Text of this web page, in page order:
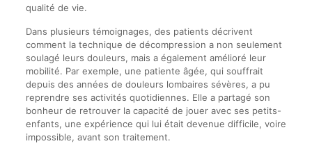
qualité de vie.
Dans plusieurs témoignages, des patients décrivent
comment la technique de décompression a non seulement
soulagé leurs douleurs, mais a également amélioré leur
mobilité. Par exemple, une patiente âgée, qui souffrait
depuis des années de douleurs lombaires sévères, a pu
reprendre ses activités quotidiennes. Elle a partagé son
bonheur de retrouver la capacité de jouer avec ses petits-
enfants, une expérience qui lui était devenue difficile, voire
impossible, avant son traitement.